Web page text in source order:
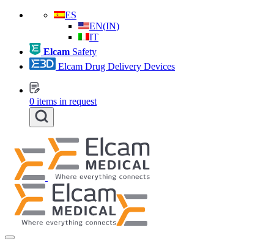
ES
EN(IN)
IT
Elcam Safety
Elcam Drug Delivery Devices
0 items in request